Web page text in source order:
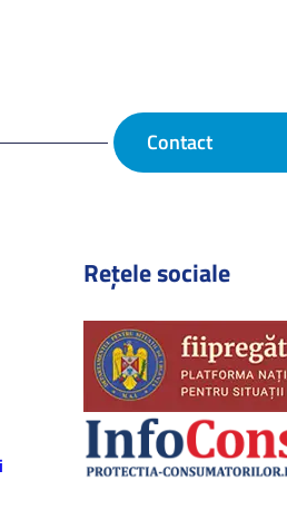
Contact
Rețele sociale